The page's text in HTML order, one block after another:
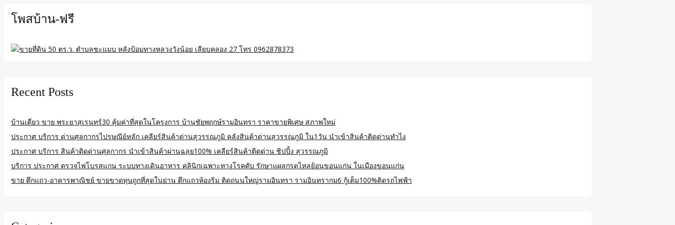
โพสบ้าน-ฟรี
Recent Posts
บ้านเดี่ยว ขาย พระยาสุเรนทร์30 คุ้มค่าที่สุดในโครงการ บ้านชัยพฤกษ์รามอินทรา ราคาขายพิเศษ สภาพใหม่
ประกาศ บริการ ด่านศุลกากรไปรษณีย์หลัก เคลียร์สินค้าด่านสุวรรณภูมิ คลังสินค้าด่านสุวรรณภูมิ ใน1วัน นำเข้าสินค้าติดด่านทำไง
ประกาศ บริการ สินค้าติดด่านศุลกากร นำเข้าสินค้าผ่านฉลุย100% เคลียร์สินค้าติดด่าน ชิปปิ้ง สุวรรณภูมิ
บริการ ประกาศ ตรวจไฟโบรสแกน ระบบทางเดินอาหาร คลินิกเฉพาะทางโรคตับ รักษาแผลกรดไหลย้อนขอนแก่น ในเมืองขอนแก่น
ขาย ตึกแถว-อาคารพาณิชย์ ขายขาดทุนถูกที่สุดในย่าน ตึกแถวห้องริม ติดถนนใหญ่รามอินทรา รามอินทรากม6 กู้เต็ม100%ติดรถไฟฟ้า